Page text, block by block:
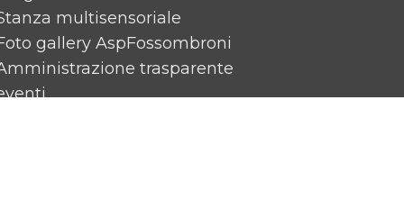
multisensoriale
gallery AspFossombroni
trasparente